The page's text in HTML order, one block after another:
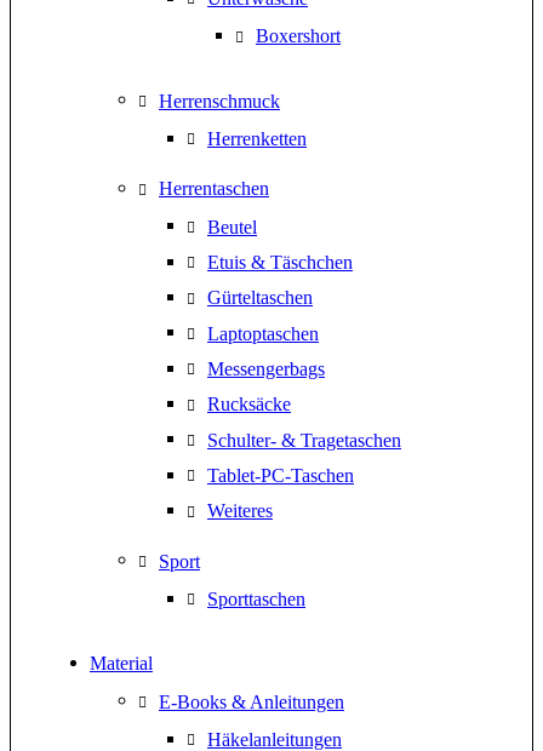
Boxershort
Herrenschmuck
Herrenketten
Herrentaschen
Beutel
Etuis & Täschchen
Gürteltaschen
Laptoptaschen
Messengerbags
Rucksäcke
Schulter- & Tragetaschen
Tablet-PC-Taschen
Weiteres
Sport
Sporttaschen
Material
E-Books & Anleitungen
Häkelanleitungen